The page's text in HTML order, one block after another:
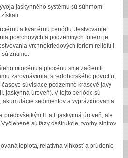
jaskynného systému sú súhrnom
získali.
a kvartérnu periódu. Jestvovanie
povrchových a podzemných foriem je
vrchnokriedových foriem reliéfu i
sú známe.
miocénu a pliocénu sme začlenili
zarovnávania, stredohorského povrchu,
súvisiace podzemné krasové javy
jaskynná úroveň). V tejto perióde sú
akumulácie sedimentov a vyprázdňovania.
predovšetkým II. a I. jaskynná úroveň, ale
sú fázy deštrukcie, tvorby sintrov
teplota, relatívna vlhkosť a prúdenie